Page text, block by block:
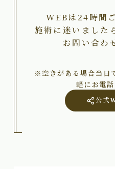
WEBは24時間
施術に迷いました
お問い合わ
※空きがある場合当日
軽にお電話
公式